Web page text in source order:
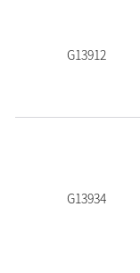
G13912
G13934